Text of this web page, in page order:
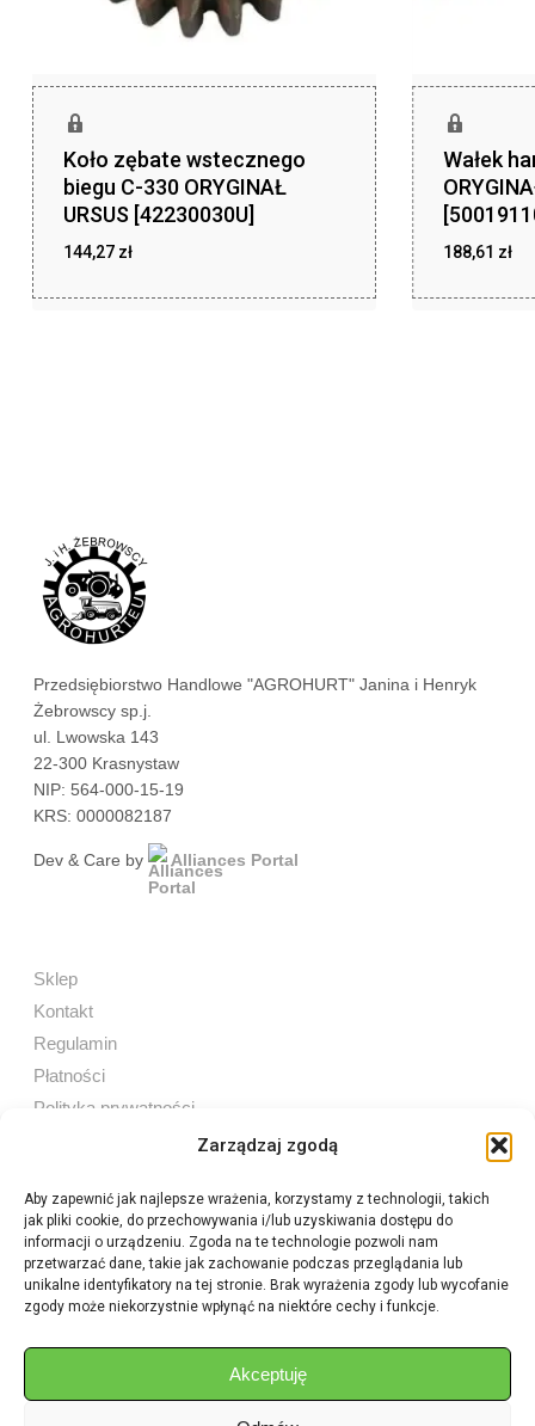
Zarządzaj zgodą
Aby zapewnić jak najlepsze wrażenia, korzystamy z technologii, takich
jak pliki cookie, do przechowywania i/lub uzyskiwania dostępu do
informacji o urządzeniu. Zgoda na te technologie pozwoli nam
przetwarzać dane, takie jak zachowanie podczas przeglądania lub
unikalne identyfikatory na tej stronie. Brak wyrażenia zgody lub wycofanie
zgody może niekorzystnie wpłynąć na niektóre cechy i funkcje.
Akceptuję
Koło zębate wstecznego
biegu C-330 ORYGINAŁ
URSUS [42230030U]
144,27 zł
Wałek
188,61 zł
Przedsiębiorstwo Handlowe "AGROHURT" Janina i Henryk
Żebrowscy sp.j.
ul. Lwowska 143
22-300 Krasnystaw
NIP: 564-000-15-19
KRS: 0000082187
Dev & Care by Alliances Portal
Sklep
Kontakt
Regulamin
Płatności
Polityka prywatności
Sprzedaż internetowa
Tel:605 603 753
Sprzedaż detaliczna
aukcje.agrohurt@gmail.com